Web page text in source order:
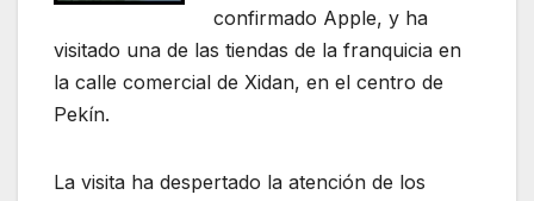
confirmado Apple, y ha
visitado una de las tiendas de la franquicia en
la calle comercial de Xidan, en el centro de
Pekín.
La visita ha despertado la atención de los